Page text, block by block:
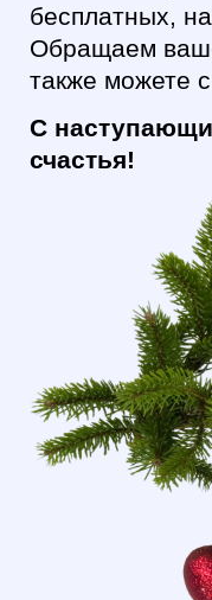
бесплатных,
Обращаем
также можете
С
счастья!